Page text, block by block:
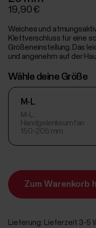
19,90 €
Weiches und
Klettverschluss für eine
Größeneinstellung. Das
und angenehm auf der
Wähle deine Größe
M-L
M-L:
Handgelenksumfan
150-205 mm
Zum Warenkorb
Lieferung: Lieferzeit 3-5